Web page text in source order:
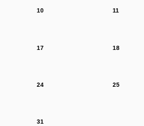
10 11
17 18
24 25
31